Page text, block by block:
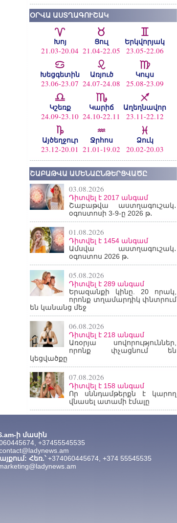
ՕՐՎԱ ԱՍՏՂԱԳՈՒՇԱԿ
Խոյ
21.03-20.04
Ցուլ
21.04-22.05
Երկվորյակ
23.05-22.06
Խեցգետին
23.06-23.07
Առյուծ
24.07-24.08
Կույս
25.08-23.09
Կշեռք
24.09-23.10
Կարիճ
24.10-22.11
Աղեղնավոր
23.11-22.12
Այծեղջուր
23.12-20.01
Ջրհոս
21.01-19.02
Ձուկ
20.02-20.03
ՇԱԲԱԹՎԱ ԱՄԵՆԱԸՆԹԵՐՑՎԱԾԸ
03.08.2026
Դիտվել է 2017 անգամ
Շաբաթվա աստղագուշակ․
օգոստոսի 3-9-ը 2026 թ․
01.08.2026
Դիտվել է 1454 անգամ
Ամսվա աստղագուշակ․
օգոստոս 2026 թ․
05.08.2026
Դիտվել է 289 անգամ
Երազանքի կինը. 20 որակ,
որոնք տղամարդիկ փնտրում
են կանանց մեջ
06.08.2026
Դիտվել է 218 անգամ
Առօրյա սովորություններ,
որոնք փչացնում են
կեցվածքը
07.08.2026
Դիտվել է 158 անգամ
Որ սննդամթերքն է կարող
վնասել ատամի էմալը
ի մասին
+37455545535
Հեռ.՝+374060445674, +374 55545535